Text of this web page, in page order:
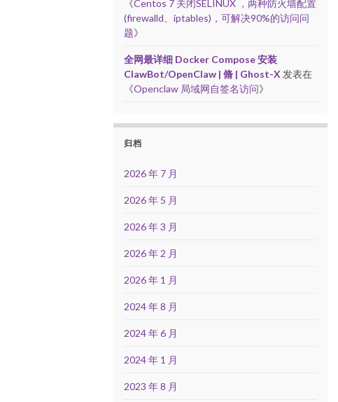
《Centos 7 关闭SELINUX ，两种防火墙配置
(firewalld、iptables)，可解决90%的访问问
题》
全网最详细 Docker Compose 安装
ClawBot/OpenClaw | 脩 | Ghost-X 发表在
《Openclaw 局域网自签名访问》
归档
2026 年 7 月
2026 年 5 月
2026 年 3 月
2026 年 2 月
2026 年 1 月
2024 年 8 月
2024 年 6 月
2024 年 1 月
2023 年 8 月